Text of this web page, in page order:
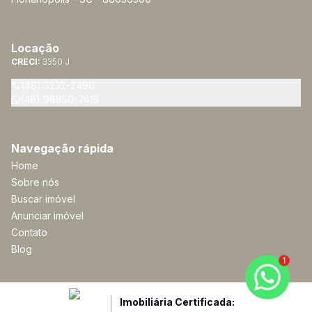
Locação
CRECI: 3350 J
Navegação rápida
Home
Sobre nós
Buscar imóvel
Anunciar imóvel
Contato
Blog
Imobiliária Certificada:
1